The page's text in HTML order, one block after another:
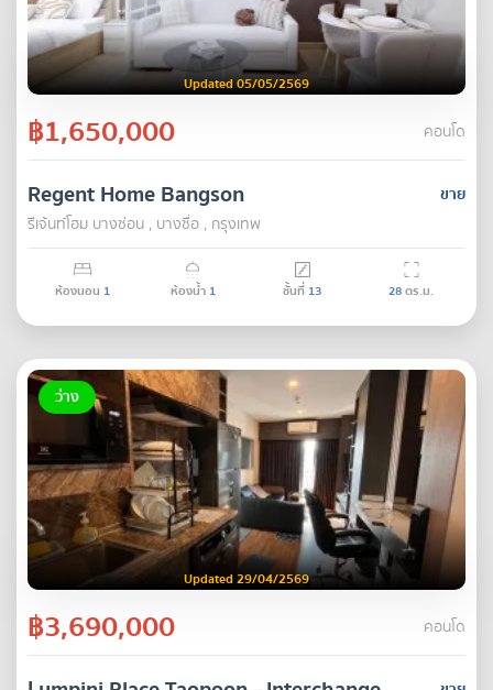
Updated 05/05/2569
฿1,650,000 คอนโด
ขาย
Regent Home Bangson
รีเจ้นท์โฮม บางซ่อน , บางซื่อ , กรุงเทพ
ห้องนอน 1 ห้องน้ำ 1 ชั้นที่ 13 28ตร.ม.
ว่าง
Updated 29/04/2569
฿3,690,000 คอนโด